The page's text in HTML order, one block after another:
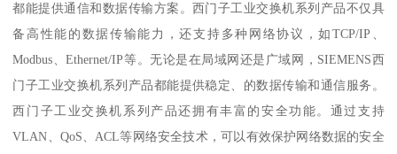
都能提供通信和数据传输方案。西门子工业交换机系列产品不仅具
备高性能的数据传输能力，还支持多种网络协议，如TCP/IP、
Modbus、Ethernet/IP等。无论是在局域网还是广域网，SIEMENS西
门子工业交换机系列产品都能提供稳定、的数据传输和通信服务。
西门子工业交换机系列产品还拥有丰富的安全功能。通过支持
VLAN、QoS、ACL等网络安全技术，可以有效保护网络数据的安全